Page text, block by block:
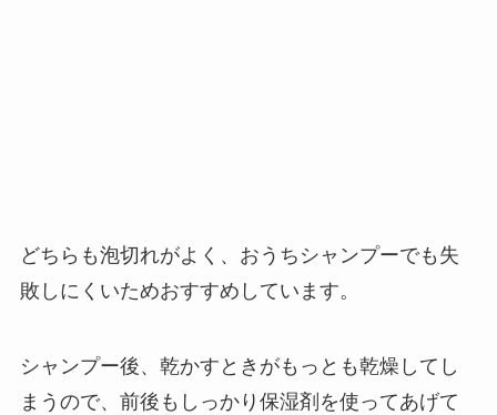
どちらも泡切れがよく、おうちシャンプーでも失
敗しにくいためおすすめしています。
シャンプー後、乾かすときがもっとも乾燥してし
まうので、前後もしっかり保湿剤を使ってあげて